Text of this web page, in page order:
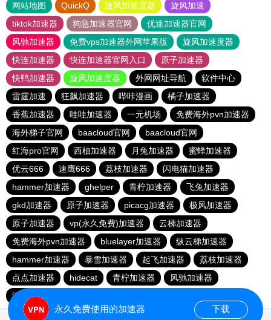
网站地图 QuickQ 旋风加速度器
旋风加速
tiktok加速器
狗急加速器官网
优途加速器官网
风驰加速器
免费vps加速器外网苹果版
旋风加速度器
快连加速器
快连加速器官网入口
原子加速器
快鸭加速器
旋风加速度器 外网网址导航
软件中心
雷霆加速
狂飙加速器 哔咔漫画
橘子加速器
香蕉加速器
哇哇加速器 一元机场
免费海外pvn加速器
海外梯子官网
baacloud官网
baacloud官网
红海pro官网
西柚加速器 月兔加速器
蜜蜂加速器
优云666
速鹰666 荔枝加速器
闪电猫加速器
hammer加速器
ghelper 青柠加速器
飞兔加速器
gkd加速器
原子加速器 picacg加速器
极风加速器
原子加速器
vp(永久免费)加速器
云梯加速器
免费海外pvn加速器
bluelayer加速器
纵云梯加速器
hammer加速器
暴雪加速器 起飞加速器
荔枝加速器
点点加速器
hidecat 青柠加速器
风驰加速器
海鸥加速器
永久免费使用的加速器 下载